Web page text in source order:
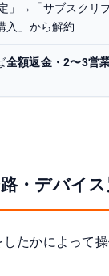
」→「サブスクリ
入」から解約
全額返金・2〜3営
・デバイス
たかによって